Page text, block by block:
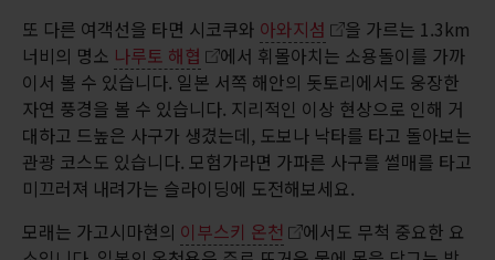
또 다른 여객선을 타면 시코쿠와 아와지섬
을 가르는 1.3km
너비의 명소 나루토 해협
에서 휘몰아치는 소용돌이를 가까
이서 볼 수 있습니다. 일본 서쪽 해안의 돗토리에서도 웅장한
자연 풍경을 볼 수 있습니다. 지리적인 이상 현상으로 인해 거
대하고 드높은 사구가 생겼는데, 도보나 낙타를 타고 돌아보는
관광 코스도 있습니다. 모험가라면 가파른 사구를 썰매를 타고
미끄러져 내려가는 슬라이딩에 도전해보세요.
모래는 가고시마현의 이부스키 온천
에서도 무척 중요한 요